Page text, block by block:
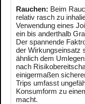
Rauchen: Beim
relativ rasch zu
Verwendung eines
ein bis anderthalb
Der spannende
der Wirkungseinsatz
ähnlich dem
nach
einigermaßen
Trips umfasst
Konsumform zu
macht.